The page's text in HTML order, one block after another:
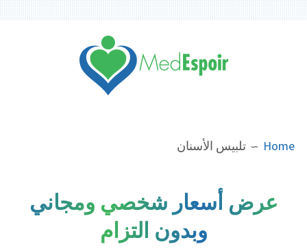
Home تلبيس الأسنان
عرض أسعار شخصي ومجاني
وبدون التزام